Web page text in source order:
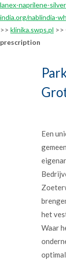
lanex-naprilene-
india.org/nablindia-
>> klinika.swps.pl >>
prescription
Een
het
Waar